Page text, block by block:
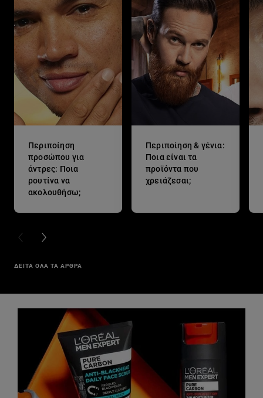
Περιποίηση
προσώπου για
άντρες: Ποια
ρουτίνα να
ακολουθήσω;
Περιποίηση & γένια:
Ποια είναι τα
προϊόντα που
χρειάζεσαι;
PREVIOUS CARD
NEXT CARD
ΔΕΙΤΑ ΟΛΑ ΤΑ ΑΡΘΡΑ